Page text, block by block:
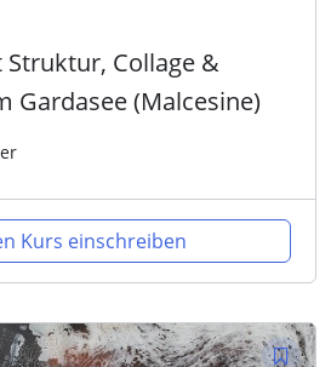
Struktur, Collage &
Gardasee (Malcesine)
Kurs einschreiben